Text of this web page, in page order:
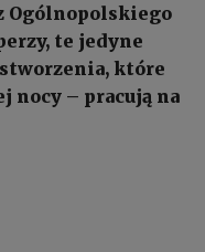
Ogólnopolskiego
te jedyne
które
nocy – pracują na